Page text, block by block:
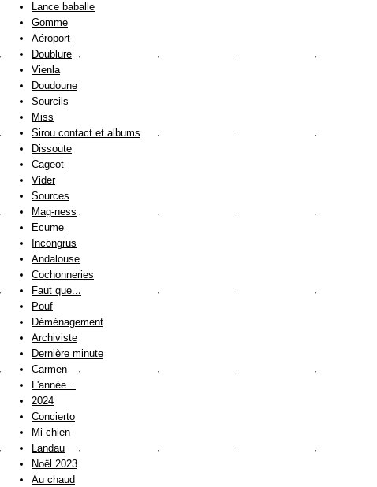
Lance baballe
Gomme
Aéroport
Doublure
Vienla
Doudoune
Sourcils
Miss
Sirou contact et albums
Dissoute
Cageot
Vider
Sources
Mag-ness
Ecume
Incongrus
Andalouse
Cochonneries
Faut que...
Pouf
Déménagement
Archiviste
Dernière minute
Carmen
L'année...
2024
Concierto
Mi chien
Landau
Noël 2023
Au chaud